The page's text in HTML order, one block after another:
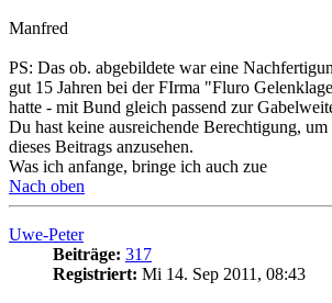
Manfred
PS: Das ob. abgebildete war eine
gut 15 Jahren bei der FIrma "Fluro
hatte - mit Bund gleich passend zur
Du hast keine ausreichende Berechtigung,
dieses Beitrags anzusehen.
Was ich anfange, bringe ich auch zue
Nach oben
Uwe-Peter
Beiträge: 317
Registriert: Mi 14. Sep 2011, 08:43